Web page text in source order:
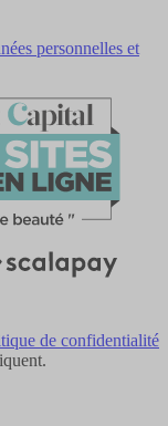
personnelles et
de confidentialité